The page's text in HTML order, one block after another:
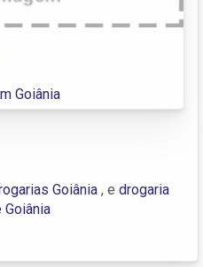
Goiânia
Goiânia , e drogaria